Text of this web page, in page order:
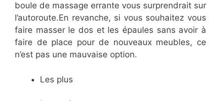
boule de massage errante vous surprendrait sur
l’autoroute.En revanche, si vous souhaitez vous
faire masser le dos et les épaules sans avoir à
faire de place pour de nouveaux meubles, ce
n’est pas une mauvaise option.
Les plus